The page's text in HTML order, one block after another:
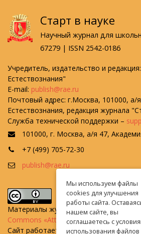
Старт в науке
Научный журнал для
67279 | ISSN 2542-0186
Учредитель, издательство и
Естествознания"
E-mail: publish@rae.ru
Почтовый адрес: г.Москва, 101000, а/
Естествознания, редакция журнала
Служба технической поддержки –
101000, г. Москва, а/я 47,
+7 (499) 705-72-30
publish@rae.ru
Материалы журнала доступны по
Commons «Attribution» («Атрибуция»)
Сайт работает на универсальной
Мы используем файлы
cookies для улучшения
работы сайта.
нашем сайте, вы
соглашаетесь с
использования файлов